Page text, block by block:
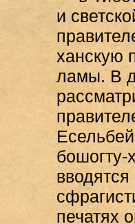
и
ханскую
ламы. В
бошогту-
печатях